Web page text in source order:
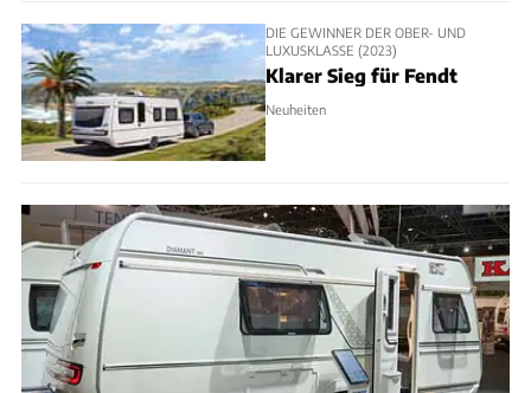
DIE GEWINNER DER OBER- UND
LUXUSKLASSE (2023)
Klarer Sieg für Fendt
Neuheiten